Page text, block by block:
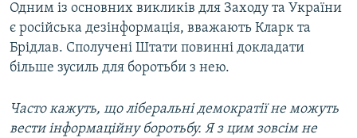
Одним із основних викликів для Заходу та України
є російська дезінформація, вважають Кларк та
Брідлав. Сполучені Штати повинні докладати
більше зусиль для боротьби з нею.
Часто кажуть, що ліберальні демократії не можуть
вести інформаційну боротьбу. Я з цим зовсім не